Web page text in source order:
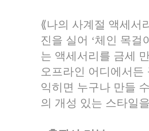
⟪나의 사계절 액세서
진을 실어 ‘체인 목걸
는 액세서리를 금세
오프라인 어디에서든
익히면 누구나 만들
의 개성 있는 스타일